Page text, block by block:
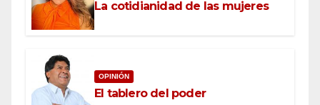
La cotidianidad de las mujeres
OPINIÓN
El tablero del poder